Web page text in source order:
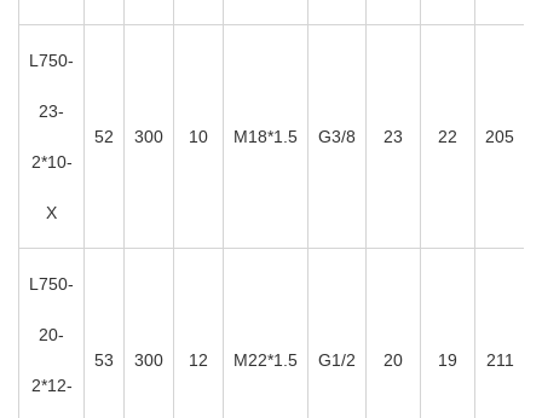
L750-
23-
2*10-
X
52 300 10 M18*1.5 G3/8 23 22 205
L750-
20-
2*12-
53 300 12 M22*1.5 G1/2 20 19 211